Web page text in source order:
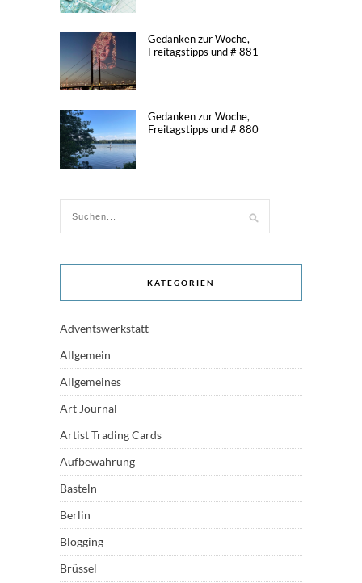
Gedanken zur Woche,
Freitagstipps und # 881
Gedanken zur Woche,
Freitagstipps und # 880
KATEGORIEN
Adventswerkstatt
Allgemein
Allgemeines
Art Journal
Artist Trading Cards
Aufbewahrung
Basteln
Berlin
Blogging
Brüssel